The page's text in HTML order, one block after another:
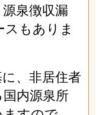
泉徴収漏
もありま
、非居住者
内源泉所